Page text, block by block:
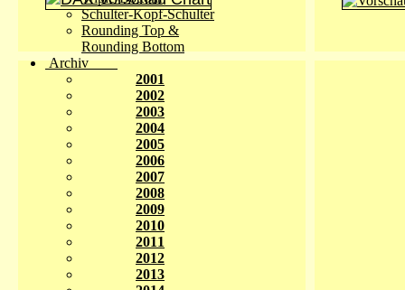
Schulter-Kopf-Schulter
Rounding Top &
Rounding Bottom
Archiv
2001
2002
2003
2004
2005
2006
2007
2008
2009
2010
2011
2012
2013